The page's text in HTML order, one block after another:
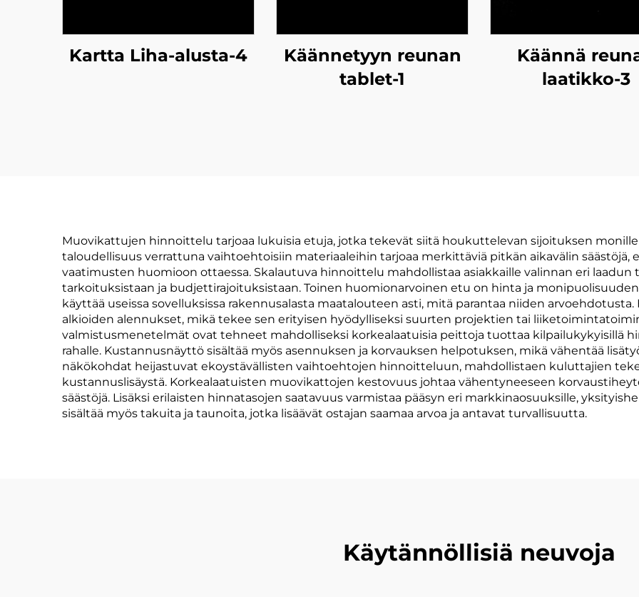
Kartta Liha-alusta-4
Käännetyyn reunan
tablet-1
Käännä
laatikko-3
Muovikattujen hinnoittelu tarjoaa lukuisia etuja, jotka tekevät siitä houkuttelevan sijoituksen
taloudellisuus verrattuna vaihtoehtoisiin materiaaleihin tarjoaa merkittäviä pitkän aikavälin säästöjä,
vaatimusten huomioon ottaessa. Skalautuva hinnoittelu mahdollistaa asiakkaille valinnan eri
tarkoituksistaan ja budjettirajoituksistaan. Toinen huomionarvoinen etu on hinta ja
käyttää useissa sovelluksissa rakennusalasta maatalouteen asti, mitä parantaa niiden
alkioiden alennukset, mikä tekee sen erityisen hyödylliseksi suurten projektien tai
valmistusmenetelmät ovat tehneet mahdolliseksi korkealaatuisia peittoja tuottaa kilpailukykyisillä
rahalle. Kustannusnäyttö sisältää myös asennuksen ja korvauksen helpotuksen, mikä vähentää
näkökohdat heijastuvat ekoystävällisten vaihtoehtojen hinnoitteluun, mahdollistaen kuluttajien
kustannuslisäystä. Korkealaatuisten muovikattojen kestovuus johtaa vähentyneeseen
säästöjä. Lisäksi erilaisten hinnatasojen saatavuus varmistaa pääsyn eri markkinaosuuksille,
sisältää myös takuita ja taunoita, jotka lisäävät ostajan saamaa arvoa ja antavat turvallisuutta.
Käytännöllisiä neuvoja